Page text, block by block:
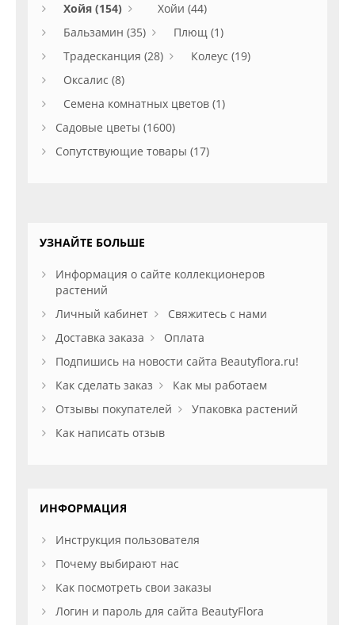
Хойя (154)
Хойи (44)
Бальзамин (35)
Плющ (1)
Традесканция (28)
Колеус (19)
Оксалис (8)
Семена комнатных цветов (1)
Садовые цветы (1600)
Сопутствующие товары (17)
УЗНАЙТЕ БОЛЬШЕ
Информация о сайте коллекционеров
растений
Личный кабинет
Свяжитесь с нами
Доставка заказа
Оплата
Подпишись на новости сайта Beautyflora.ru!
Как сделать заказ
Как мы работаем
Отзывы покупателей
Упаковка растений
Как написать отзыв
ИНФОРМАЦИЯ
Инструкция пользователя
Почему выбирают нас
Как посмотреть свои заказы
Логин и пароль для сайта BeautyFlora